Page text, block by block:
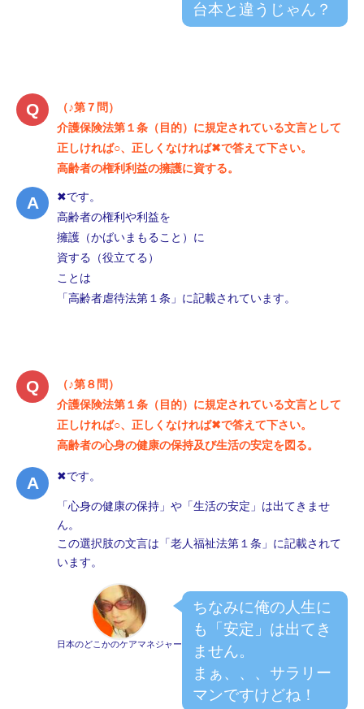
台本と違うじゃん？
（♪第７問）
介護保険法第１条（目的）に規定されている文言として
正しければ○、正しくなければ✖で答えて下さい。
高齢者の権利利益の擁護に資する。
✖です。
高齢者の権利や利益を
擁護（かばいまもること）に
資する（役立てる）
ことは
「高齢者虐待法第１条」に記載されています。
（♪第８問）
介護保険法第１条（目的）に規定されている文言として
正しければ○、正しくなければ✖で答えて下さい。
高齢者の心身の健康の保持及び生活の安定を図る。
✖です。
「心身の健康の保持」や「生活の安定」は出てきませ
ん。
この選択肢の文言は「老人福祉法第１条」に記載されて
います。
日本のどこかのケアマネジャー
ちなみに俺の人生に
も「安定」は出てき
ません。
まぁ、、、サラリー
マンですけどね！